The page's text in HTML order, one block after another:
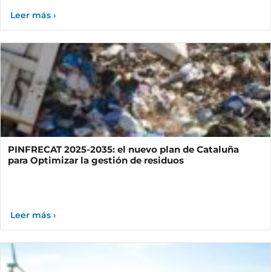
PINFRECAT 2025-2035: el nuevo plan de Cataluña
para Optimizar la gestión de residuos